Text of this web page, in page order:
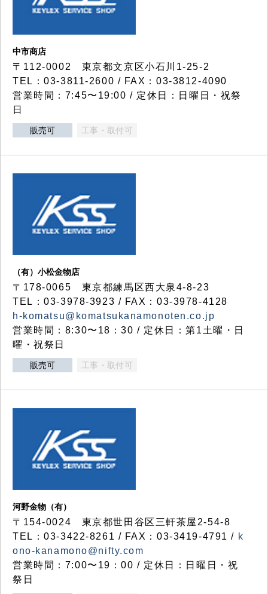
中市商店
〒112-0002 東京都文京区小石川1-25-2
TEL：03-3811-2600 / FAX：03-3812-4090
営業時間：7:45〜19:00 / 定休日：日曜日・祝祭
日
販売可 工事・取付可
（有）小松金物店
〒178-0065 東京都練馬区西大泉4-8-23
TEL：03-3978-3923 / FAX：03-3978-4128
h-komatsu@komatsukanamonoten.co.jp
営業時間：8:30〜18：30 / 定休日：第1土曜・日
曜・祝祭日
販売可 工事・取付可
河野金物（有）
〒154-0024 東京都世田谷区三軒茶屋2-54-8
TEL：03-3422-8261 / FAX：03-3419-4791 / k
ono-kanamono@nifty.com
営業時間：7:00〜19：00 / 定休日：日曜日・祝
祭日